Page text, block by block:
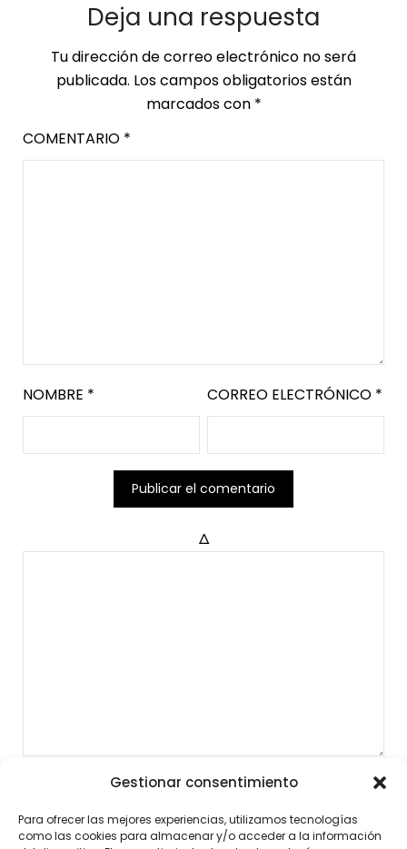
Deja una respuesta
Tu dirección de correo electrónico no será
publicada. Los campos obligatorios están
marcados con *
COMENTARIO *
NOMBRE * CORREO ELECTRÓNICO *
Δ
Gestionar consentimiento
Para ofrecer las mejores experiencias, utilizamos tecnologías
como las cookies para almacenar y/o acceder a la información